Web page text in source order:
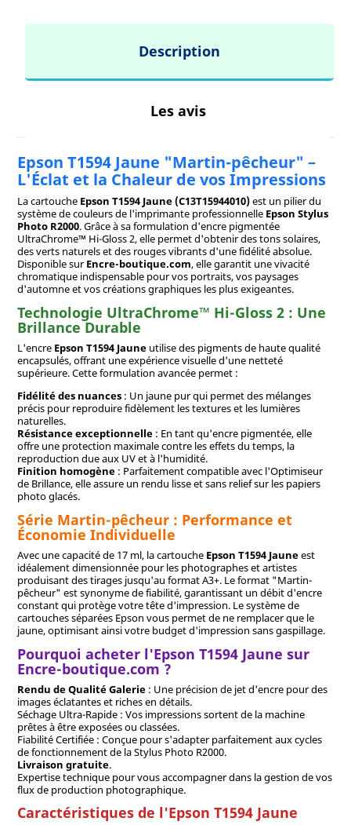
Description
Les avis
Epson T1594 Jaune "Martin-pêcheur" –
L'Éclat et la Chaleur de vos Impressions
La cartouche Epson T1594 Jaune (C13T15944010)est un pilier du
système de couleurs de l'imprimante professionnelle Epson Stylus
Photo R2000. Grâce à sa formulation d'encre pigmentée
UltraChrome™ Hi-Gloss 2, elle permet d'obtenir des tons solaires,
des verts naturels et des rouges vibrants d'une fidélité absolue.
Disponible surEncre-boutique.com, elle garantit une vivacité
chromatique indispensable pour vos portraits, vos paysages
d'automne et vos créations graphiques les plus exigeantes.
Technologie UltraChrome™ Hi-Gloss 2 : Une
Brillance Durable
L'encre Epson T1594 Jauneutilise des pigments de haute qualité
encapsulés, offrant une expérience visuelle d'une netteté
supérieure. Cette formulation avancée permet :
Fidélité des nuances: Un jaune pur qui permet des mélanges
précis pour reproduire fidèlement les textures et les lumières
naturelles.
Résistance exceptionnelle: En tant qu'encre pigmentée, elle
offre une protection maximale contre les effets du temps, la
reproduction due aux UV et à l'humidité.
Finition homogène: Parfaitement compatible avec l'Optimiseur
de Brillance, elle assure un rendu lisse et sans relief sur les papiers
photo glacés.
Série Martin-pêcheur : Performance et
Économie Individuelle
Avec une capacité de 17 ml, la cartouche Epson T1594 Jauneest
idéalement dimensionnée pour les photographes et artistes
produisant des tirages jusqu'au format A3+. Le format "Martin-
pêcheur" est synonyme de fiabilité, garantissant un débit d'encre
constant qui protège votre tête d'impression. Le système de
cartouches séparées Epson vous permet de ne remplacer que le
jaune, optimisant ainsi votre budget d'impression sans gaspillage.
Pourquoi acheter l'Epson T1594 Jaune sur
Encre-boutique.com ?
Rendu de Qualité Galerie: Une précision de jet d'encre pour des
images éclatantes et riches en détails.
Séchage Ultra-Rapide : Vos impressions sortent de la machine
prêtes à être exposées ou classées.
Fiabilité Certifiée : Conçue pour s'adapter parfaitement aux cycles
de fonctionnement de la Stylus Photo R2000.
Livraison gratuite.
Expertise technique pour vous accompagner dans la gestion de vos
flux de production photographique.
Caractéristiques de l'Epson T1594 Jaune